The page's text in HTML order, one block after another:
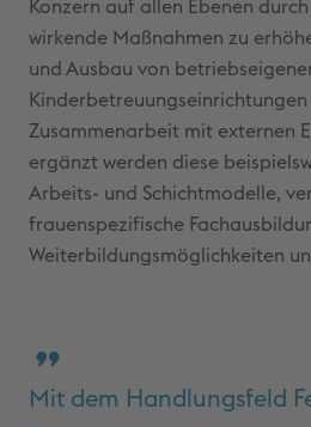
Konzern auf allen Ebenen
wirkende Maßnahmen zu
und Ausbau von
Zusammenarbeit mit externen
ergänzt werden diese
Arbeits- und Schichtmodelle,
frauenspezifische
Weiterbildungsmöglichkeiten
Mit dem Handlungsfeld